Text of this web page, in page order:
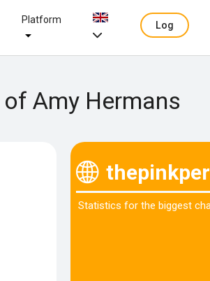
Platform
Log
Amy Hermans
Statistics for the biggest